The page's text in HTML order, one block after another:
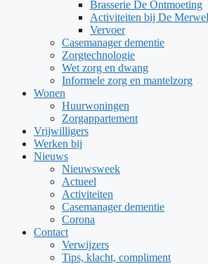
Brasserie De Ontmoeting
Activiteiten bij De
Vervoer
Casemanager dementie
Zorgtechnologie
Wet zorg en dwang
Informele zorg en mantelzorg
Wonen
Huurwoningen
Zorgappartement
Vrijwilligers
Werken bij
Nieuws
Nieuwsweek
Actueel
Activiteiten
Casemanager dementie
Corona
Contact
Verwijzers
Tips, klacht, compliment